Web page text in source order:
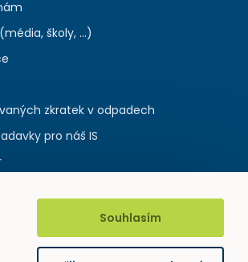
školy, ...)
zkratek v odpadech
pro náš IS
Souhlasím